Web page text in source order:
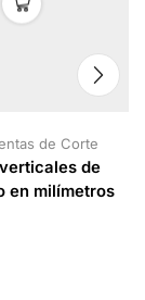
de Corte
de
en milímetros